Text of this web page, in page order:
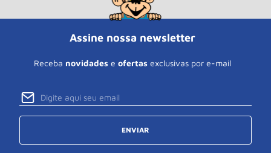
Assine nossa newsletter
Receba novidades e ofertas exclusivas por e-mail
ENVIAR